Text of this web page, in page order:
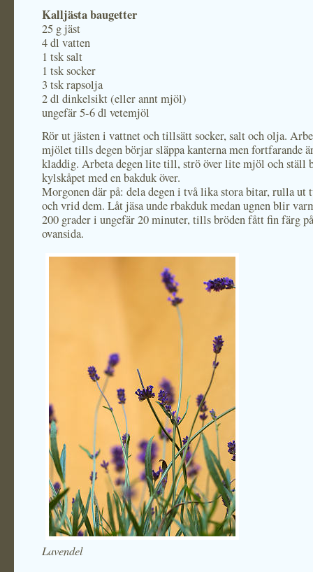
Kalljästa baugetter
25 g jäst
4 dl vatten
1 tsk salt
1 tsk socker
3 tsk rapsolja
2 dl dinkelsikt (eller annt mjöl)
ungefär 5-6 dl vetemjöl
Rör ut jästen i vattnet och tillsätt socker, salt och olja.
mjölet tills degen börjar släppa kanterna men fortfarande
kladdig. Arbeta degen lite till, strö över lite mjöl och ställ
kylskåpet med en bakduk över.
Morgonen där på: dela degen i två lika stora bitar, rulla ut
och vrid dem. Låt jäsa unde rbakduk medan ugnen blir
200 grader i ungefär 20 minuter, tills bröden fått fin färg
ovansida.
Lavendel